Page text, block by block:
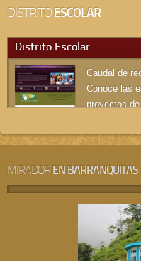
DISTRITO ESCOLAR
Distrito Escolar
Caudal de
Conoce las
proyectos
MIRADOR EN BARRANQUITAS